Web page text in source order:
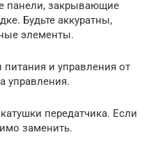
панели, закрывающие
Будьте аккуратны,
элементы.
и управления от
управления.
передатчика. Если
заменить.